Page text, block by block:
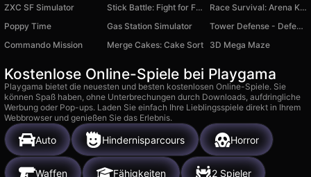
ZXC SF Simulator
Stick Battle: Fight for Freedom
Race Survival: Arena King
Poppy Time
Gas Station Simulator
Tower Defense - Defender TD
Commando Mission
Merge Cakes: Cake Sort 3D Mega Maze
Kostenlose Online-Spiele bei Playgama
Playgama bietet die neuesten und besten kostenlosen Online-Spiele. Sie
können Spaß haben, ohne Unterbrechungen durch Downloads, aufdringliche
Werbung oder Pop-ups. Laden Sie einfach Ihre Lieblingsspiele direkt in Ihrem
Webbrowser und genießen Sie das Erlebnis.
Auto Hindernisparcours Horror
Waffen Fähigkeiten 2 Spieler